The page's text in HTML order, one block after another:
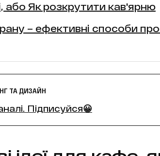
або Як розкрутити кав'ярню
– ефективні способи
ТА ДИЗАЙН
Підписуйся😀